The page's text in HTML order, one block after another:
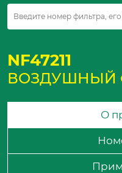
NF47211
ВОЗДУШНЫЙ
О